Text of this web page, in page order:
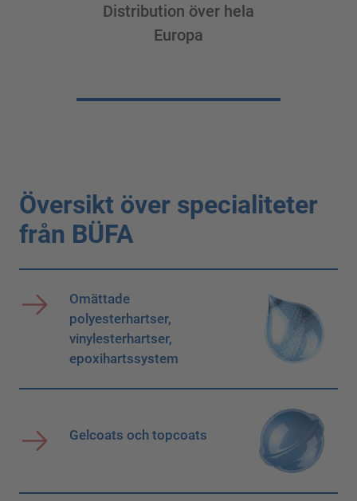
Distribution över hela
Europa
Översikt över specialiteter
från BÜFA
Omättade
polyesterhartser,
vinylesterhartser,
epoxihartssystem
Gelcoats och topcoats